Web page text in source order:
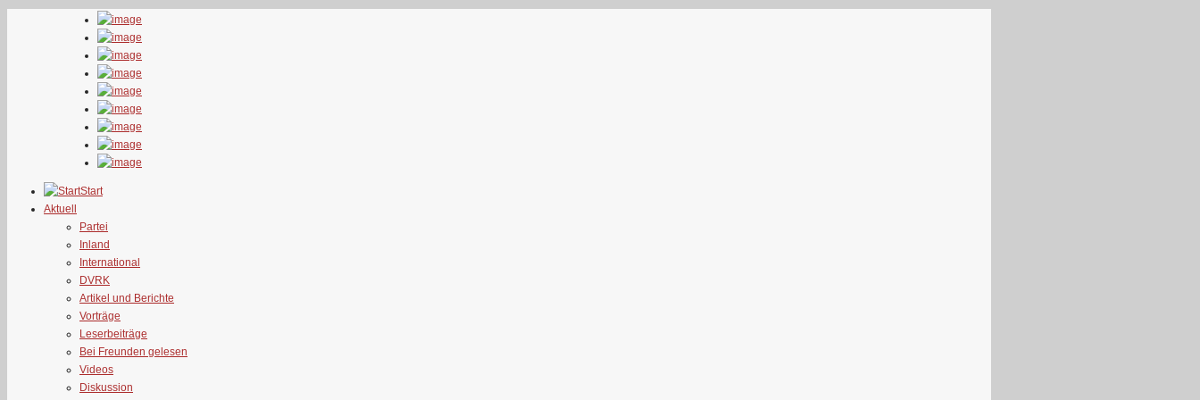
Start
Aktuell
Partei
Inland
International
DVRK
Artikel und Berichte
Vorträge
Leserbeiträge
Bei Freunden gelesen
Videos
Diskussion